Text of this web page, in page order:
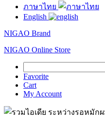
ภาษาไทย
English
NIGAO Brand
NIGAO Online Store
Favorite
Cart
My Account